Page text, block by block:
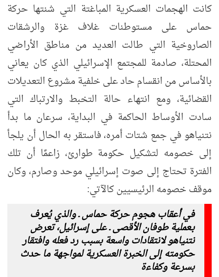
كانت الهجمات العسكرية المباغتة التي شنتها حركة
حماس على مستوطنات غلاف غزة والرشقات
الصاروخية التي طالت العديد من مناطق الأراضي
المحتلة، صادمة للمجتمع الإسرائيلي الذي كان يعاني
بالأساس من انقسام حاد على خلفية مشروع التعديلات
القضائية، ومع انتهاء حالة التخبط والارتباك التي
سادت الأوساط الحاكمة في البداية، سرعان ما بدأ
نتنياهو في جمع شتات أمره، فاستقر به الحال أن يلجأ
إلى خصومه لتشكيل حكومة طوارئ، زاعمًا أن تلك
الفترة تحتاج إلى صوت إسرائيلي موحد وصارم، وكان
موقف خصومه الرئيسيين كالآتي:
في أعقاب هجوم حركة حماس ـ والذي يُعرف
بـعملية طوفان الأقصى ـ على إسرائيل، تعرض
نتنياهو لانتقادات واسعة بسبب رد فعله وافتقار
حكومته إلى الخبرة العسكرية لمواجهة ما حدث
بسرعة وكفاءة